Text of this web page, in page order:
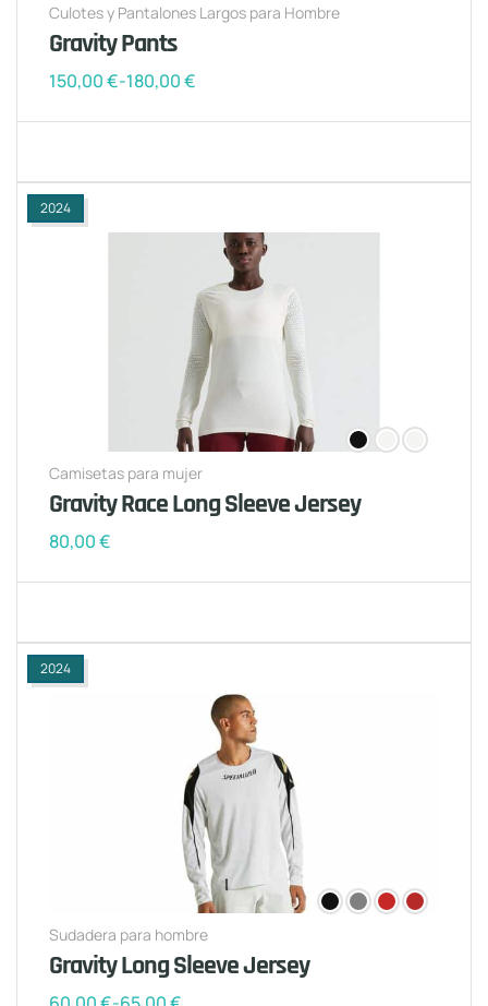
Culotes y Pantalones Largos para Hombre
Gravity Pants
150,00€-180,00€
2024
Camisetas para mujer
Gravity Race Long Sleeve Jersey
80,00€
2024
Sudadera para hombre
Gravity Long Sleeve Jersey